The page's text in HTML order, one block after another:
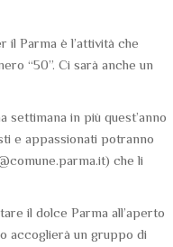
Parma è l’attività che
“50”. Ci sarà anche un
in più quest’anno
e appassionati potranno
che li
il dolce Parma all’aperto
accoglierà un gruppo di